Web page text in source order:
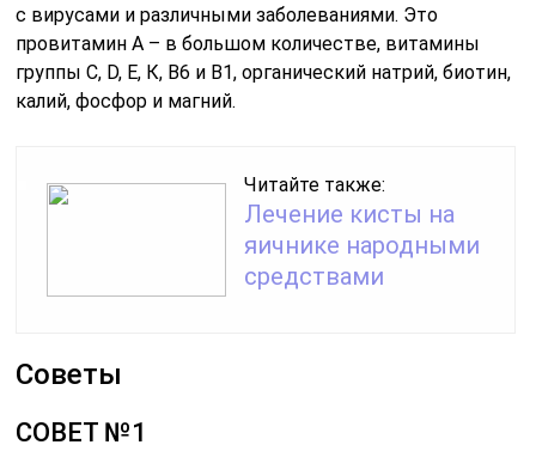
с вирусами и различными заболеваниями. Это
провитамин А – в большом количестве, витамины
группы С, D, Е, К, В6 и В1, органический натрий, биотин,
калий, фосфор и магний.
Читайте также:
Лечение кисты на
яичнике народными
средствами
Советы
СОВЕТ №1